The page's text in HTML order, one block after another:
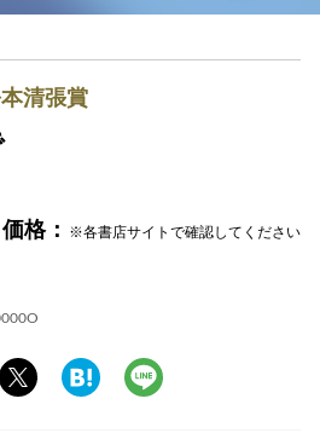
清張賞
価格： ※各書店サイトで確認してください